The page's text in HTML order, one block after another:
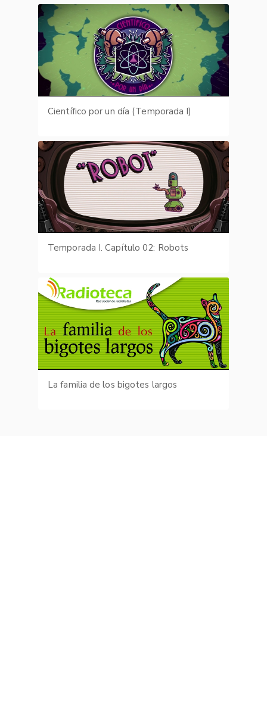
Científico por un día (Temporada I)
Temporada I. Capítulo 02: Robots
La familia de los bigotes largos